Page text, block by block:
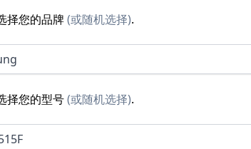
择您的品牌(或随机选择).
择您的型号(或随机选择).